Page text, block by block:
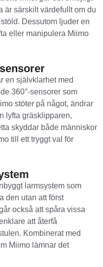
är särskilt värdefullt om du
Dessutom ljuder en
eller manipulera Miimo
en självklarhet med
360°-sensorer som
stöter på något, ändrar
lyfta gräsklipparen,
skyddar både människor
till ett tryggt val för
larmsystem som
den utan att först
också att spåra vissa
att återfå
Kombinerat med
Miimo lämnar det